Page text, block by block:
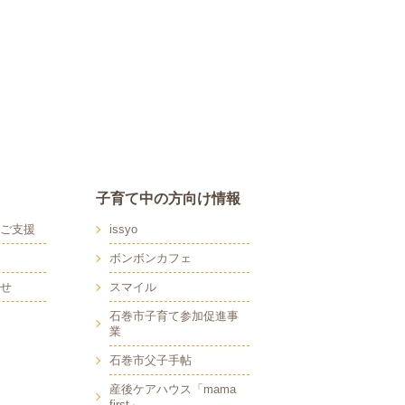
支援
子育て中の方向け情報
issyo
ボンボンカフェ
スマイル
石巻市子育て参加促進事
業
石巻市父子手帖
産後ケアハウス「mama